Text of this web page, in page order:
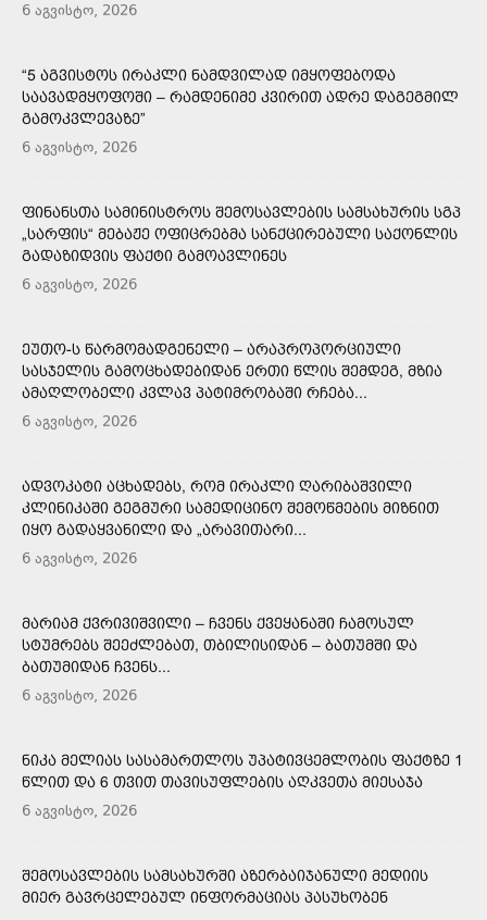
6 აგვისტო, 2026
“5 ᲐᲒᲕᲘᲡᲢᲝᲡ ᲘᲠᲐᲙᲚᲘ ᲜᲐᲛᲓᲕᲘᲚᲐᲓ ᲘᲛᲧᲝᲤᲔᲑᲝᲓᲐ
ᲡᲐᲐᲕᲐᲓᲛᲧᲝᲤᲝᲨᲘ – ᲠᲐᲛᲓᲔᲜᲘᲛᲔ ᲙᲕᲘᲠᲘᲗ ᲐᲓᲠᲔ ᲓᲐᲒᲔᲒᲛᲘᲚ
ᲒᲐᲛᲝᲙᲕᲚᲔᲕᲐᲖᲔ”
6 აგვისტო, 2026
ᲤᲘᲜᲐᲜᲡᲗᲐ ᲡᲐᲛᲘᲜᲘᲡᲢᲠᲝᲡ ᲨᲔᲛᲝᲡᲐᲕᲚᲔᲑᲘᲡ ᲡᲐᲛᲡᲐᲮᲣᲠᲘᲡ ᲡᲒᲞ
„ᲡᲐᲠᲤᲘᲡ“ ᲛᲔᲑᲐᲟᲔ ᲝᲤᲘᲪᲠᲔᲑᲛᲐ ᲡᲐᲜᲥᲪᲘᲠᲔᲑᲣᲚᲘ ᲡᲐᲥᲝᲜᲚᲘᲡ
ᲒᲐᲓᲐᲖᲘᲓᲕᲘᲡ ᲤᲐᲥᲢᲘ ᲒᲐᲛᲝᲐᲕᲚᲘᲜᲔᲡ
6 აგვისტო, 2026
ᲔᲣᲗᲝ-Ს ᲬᲐᲠᲛᲝᲛᲐᲓᲒᲔᲜᲔᲚᲘ – ᲐᲠᲐᲞᲠᲝᲞᲝᲠᲪᲘᲣᲚᲘ
ᲡᲐᲡᲯᲔᲚᲘᲡ ᲒᲐᲛᲝᲪᲮᲐᲓᲔᲑᲘᲓᲐᲜ ᲔᲠᲗᲘ ᲬᲚᲘᲡ ᲨᲔᲛᲓᲔᲒ, ᲛᲖᲘᲐ
ᲐᲛᲐᲦᲚᲝᲑᲔᲚᲘ ᲙᲕᲚᲐᲕ ᲞᲐᲢᲘᲛᲠᲝᲑᲐᲨᲘ ᲠᲩᲔᲑᲐ...
6 აგვისტო, 2026
ᲐᲓᲕᲝᲙᲐᲢᲘ ᲐᲪᲮᲐᲓᲔᲑᲡ, ᲠᲝᲛ ᲘᲠᲐᲙᲚᲘ ᲦᲐᲠᲘᲑᲐᲨᲕᲘᲚᲘ
ᲙᲚᲘᲜᲘᲙᲐᲨᲘ ᲒᲔᲒᲛᲣᲠᲘ ᲡᲐᲛᲔᲓᲘᲪᲘᲜᲝ ᲨᲔᲛᲝᲬᲛᲔᲑᲘᲡ ᲛᲘᲖᲜᲘᲗ
ᲘᲧᲝ ᲒᲐᲓᲐᲧᲕᲐᲜᲘᲚᲘ ᲓᲐ „ᲐᲠᲐᲕᲘᲗᲐᲠᲘ...
6 აგვისტო, 2026
ᲛᲐᲠᲘᲐᲛ ᲥᲕᲠᲘᲕᲘᲨᲕᲘᲚᲘ – ᲩᲕᲔᲜᲡ ᲥᲕᲔᲧᲐᲜᲐᲨᲘ ᲩᲐᲛᲝᲡᲣᲚ
ᲡᲢᲣᲛᲠᲔᲑᲡ ᲨᲔᲔᲫᲚᲔᲑᲐᲗ, ᲗᲑᲘᲚᲘᲡᲘᲓᲐᲜ – ᲑᲐᲗᲣᲛᲨᲘ ᲓᲐ
ᲑᲐᲗᲣᲛᲘᲓᲐᲜ ᲩᲕᲔᲜᲡ...
6 აგვისტო, 2026
ᲜᲘᲙᲐ ᲛᲔᲚᲘᲐᲡ ᲡᲐᲡᲐᲛᲐᲠᲗᲚᲝᲡ ᲣᲞᲐᲢᲘᲕᲪᲔᲛᲚᲝᲑᲘᲡ ᲤᲐᲥᲢᲖᲔ 1
ᲬᲚᲘᲗ ᲓᲐ 6 ᲗᲕᲘᲗ ᲗᲐᲕᲘᲡᲣᲤᲚᲔᲑᲘᲡ ᲐᲦᲙᲕᲔᲗᲐ ᲛᲘᲔᲡᲐᲯᲐ
6 აგვისტო, 2026
ᲨᲔᲛᲝᲡᲐᲕᲚᲔᲑᲘᲡ ᲡᲐᲛᲡᲐᲮᲣᲠᲨᲘ ᲐᲖᲔᲠᲑᲐᲘᲯᲐᲜᲣᲚᲘ ᲛᲔᲓᲘᲘᲡ
ᲛᲘᲔᲠ ᲒᲐᲕᲠᲪᲔᲚᲔᲑᲣᲚ ᲘᲜᲤᲝᲠᲛᲐᲪᲘᲐᲡ ᲞᲐᲡᲣᲮᲝᲑᲔᲜ